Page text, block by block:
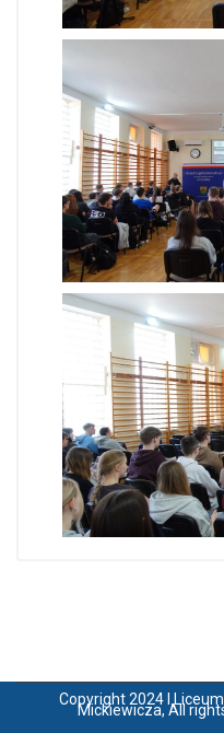
Copyright 2024 I
Mickiewicza, All